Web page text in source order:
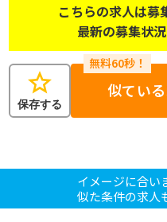
こちらの求人は募
最新の募集状
star
保存する
似てい
イメージに合い
似た条件の求人